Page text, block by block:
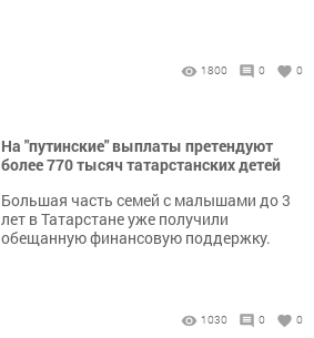
1800 0 0
На "путинские" выплаты претендуют
более 770 тысяч татарстанских детей
Большая часть семей с малышами до 3
лет в Татарстане уже получили
обещанную финансовую поддержку.
1030 0 0